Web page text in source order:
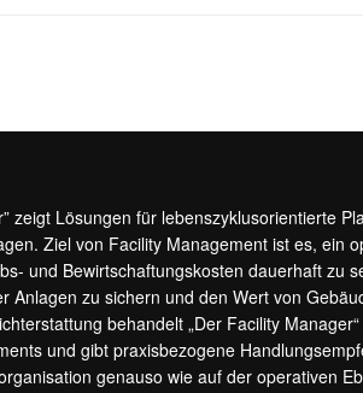
zeigt Lösungen für lebenszyklusorientierte
Ziel von Facility Management ist es, ein
und Bewirtschaftungskosten dauerhaft zu
Anlagen zu sichern und den Wert von
behandelt „Der Facility
und gibt praxisbezogene
genauso wie auf der operativen